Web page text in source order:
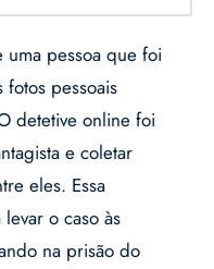
uma pessoa que foi
fotos pessoais
detetive online foi
e coletar
eles. Essa
o caso às
na prisão do